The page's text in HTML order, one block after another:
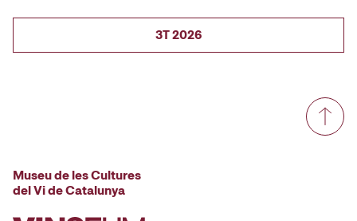
3T 2026
Museu de les Cultures
del Vi de Catalunya